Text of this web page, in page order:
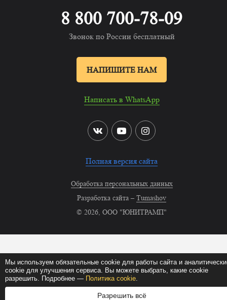
8 800 700-78-09
Звонок по России бесплатный
НАПИШИТЕ НАМ
Написать в WhatsApp
Полная версия сайта
Обработка персональных данных
Разработка сайта – Tumashov
© 2026, ООО "ЮНИТРАМП"
Мы используем обязательные cookie для работы сайта и
cookie для улучшения сервиса. Вы можете выбрать, какие cookie
разрешить. Подробнее — Политика cookie.
Разрешить всё